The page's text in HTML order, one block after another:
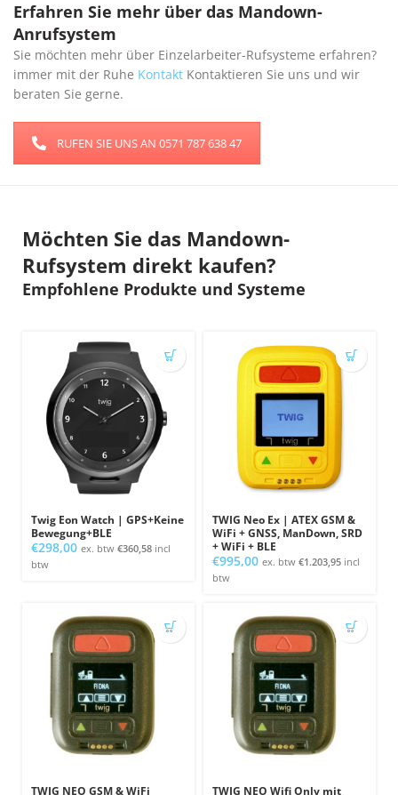
Erfahren Sie mehr über das Mandown-
Anrufsystem
Sie möchten mehr über Einzelarbeiter-Rufsysteme erfahren?
immer mit der Ruhe Kontakt Kontaktieren Sie uns und wir
beraten Sie gerne.
RUFEN SIE UNS AN 0571 787 638 47
Möchten Sie das Mandown-
Rufsystem direkt kaufen?
Empfohlene Produkte und Systeme
Twig Eon Watch | GPS+Keine
Bewegung+BLE
€298,00 ex. btw €360,58 incl
btw
TWIG Neo Ex | ATEX GSM &
WiFi + GNSS, ManDown, SRD
+ WiFi + BLE
€995,00 ex. btw €1.203,95 incl
btw
TWIG NEO GSM & WiFi
TWIG NEO Wifi Only mit